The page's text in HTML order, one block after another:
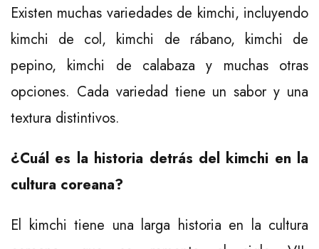
Existen muchas variedades de kimchi, incluyendo
kimchi de col, kimchi de rábano, kimchi de
pepino, kimchi de calabaza y muchas otras
opciones. Cada variedad tiene un sabor y una
textura distintivos.
¿Cuál es la historia detrás del kimchi en la
cultura coreana?
El kimchi tiene una larga historia en la cultura